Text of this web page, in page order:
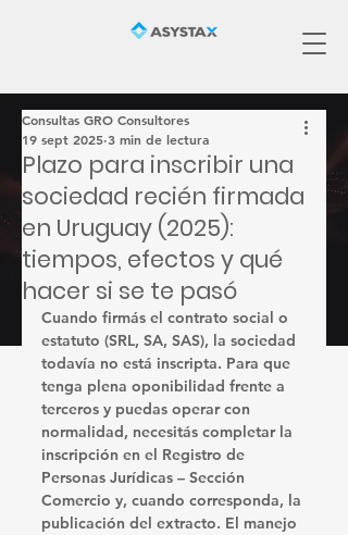
Plazo para inscribir una
sociedad recién firmada
en Uruguay (2025):
tiempos, efectos y qué
hacer si se te pasó
Consultas GRO Consultores
19 sept 2025 3 min de lectura
Cuando firmás el contrato social o
estatuto (SRL, SA, SAS), la sociedad
todavía no está inscripta. Para que
tenga plena oponibilidad frente a
terceros y puedas operar con
normalidad, necesitás completar la
inscripción en el Registro de
Personas Jurídicas – Sección
Comercio y, cuando corresponda, la
publicación del extracto. El manejo